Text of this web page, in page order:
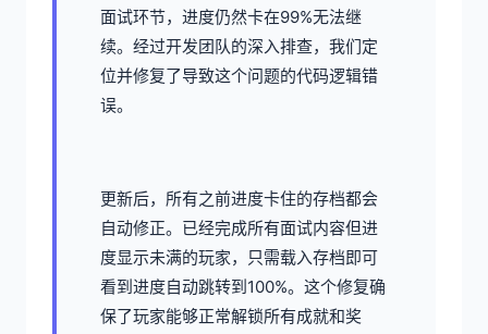
面试环节，进度仍然卡在99%无法继
续。经过开发团队的深入排查，我们定
位并修复了导致这个问题的代码逻辑错
误。
更新后，所有之前进度卡住的存档都会
自动修正。已经完成所有面试内容但进
度显示未满的玩家，只需载入存档即可
看到进度自动跳转到100%。这个修复确
保了玩家能够正常解锁所有成就和奖